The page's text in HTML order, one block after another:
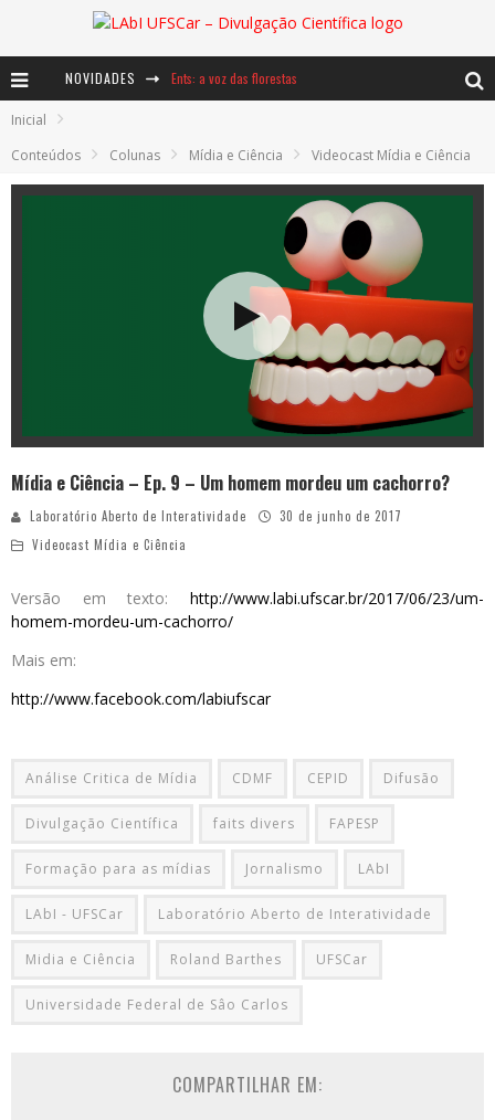
NOVIDADES Ents: a voz das florestas
Baú de Histórias - A jamais imaginada aventura com os moinhos de vento
Inicial
Conteúdos
Colunas Mídia e Ciência Videocast Mídia e Ciência
Mídia e Ciência – Ep. 9 – Um homem mordeu um cachorro?
Laboratório Aberto de Interatividade
30 de junho de 2017
Videocast Mídia e Ciência
Versão em texto: http://www.labi.ufscar.br/2017/06/23/um-
homem-mordeu-um-cachorro/
Mais em:
http://www.facebook.com/labiufscar
Análise Critica de Mídia CDMF CEPID Difusão
Divulgação Científica faits divers FAPESP
Formação para as mídias Jornalismo LAbI
LAbI - UFSCar Laboratório Aberto de Interatividade
Midia e Ciência Roland Barthes UFSCar
Universidade Federal de Sâo Carlos
COMPARTILHAR EM: